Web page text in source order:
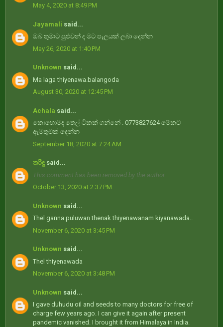
May 4, 2020 at 8:49 PM
Jayamali said...
ඔබ තුමාට පුළුවන් ද මට පැලයක් ලබා දෙන්න
May 26, 2020 at 1:40 PM
Unknown said...
Ma laga thiyenawa.balangoda
August 30, 2020 at 12:45 PM
Achala said...
කොහොමද තෙල් ටිකක් ගන්නේ . 0773827624 මේකට
ඇමතුමක් දෙන්න
September 18, 2020 at 7:24 AM
තරිඳු said...
This comment has been removed by the author.
October 13, 2020 at 2:37 PM
Unknown said...
Thel ganna puluwan thenak thiyenawanam kiyanawada..
November 6, 2020 at 3:45 PM
Unknown said...
Thel thiyenawada
November 6, 2020 at 3:48 PM
Unknown said...
I gave duhudu oil and seeds to many doctors for free of
charge few years ago. I can give it again after present
pandemic vanished. I brought it from Himalaya in India.